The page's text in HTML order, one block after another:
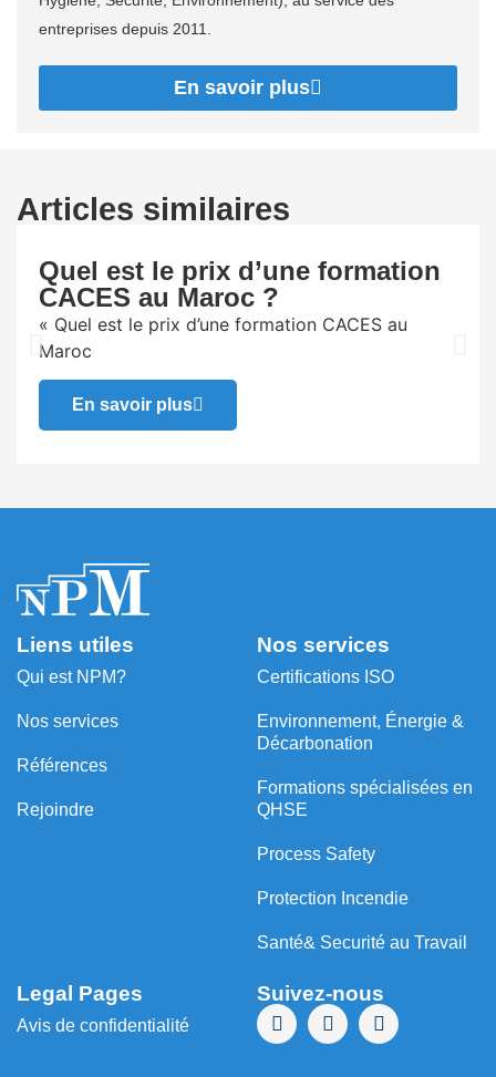
entreprises depuis 2011.
En savoir plus
Articles similaires
Quel est le prix d’une formation
CACES au Maroc ?
« Quel est le prix d’une formation CACES au
Maroc
En savoir plus
Liens utiles
Qui est NPM?
Nos services
Références
Rejoindre
Nos services
Certifications ISO
Environnement, Énergie &
Décarbonation
⁠Formations spécialisées en
QHSE
Process Safety
Protection Incendie
Santé& Securité au Travail
Legal Pages
Avis de confidentialité
Suivez-nous